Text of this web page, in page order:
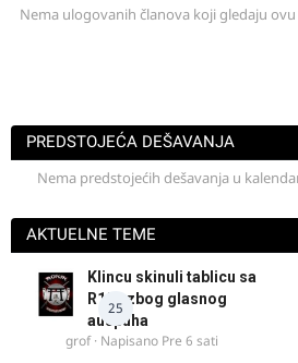
Nema ulogovanih članova koji gledaju
PREDSTOJEĆA DEŠAVANJA
Nema predstojećih dešavanja u
AKTUELNE TEME
25
Klincu skinuli tablicu sa
R125 zbog glasnog
auspuha
grof· Napisano Pre 6 sati